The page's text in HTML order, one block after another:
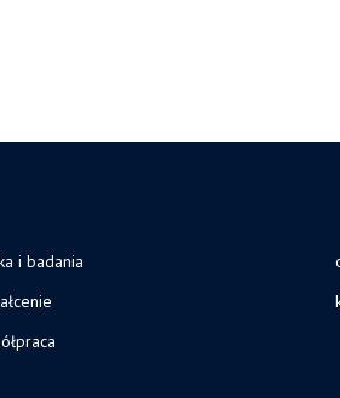
i badania